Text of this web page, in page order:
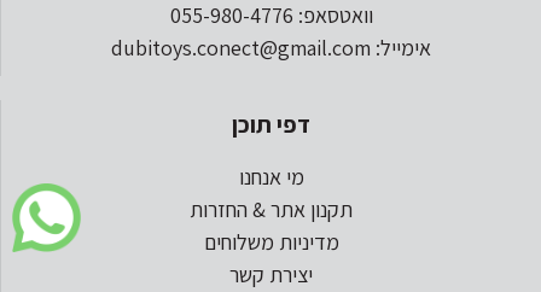
וואטסאפ: 055-980-4776
אימייל: dubitoys.conect@gmail.com
דפי תוכן
מי אנחנו
תקנון אתר & החזרות
מדיניות משלוחים
יצירת קשר